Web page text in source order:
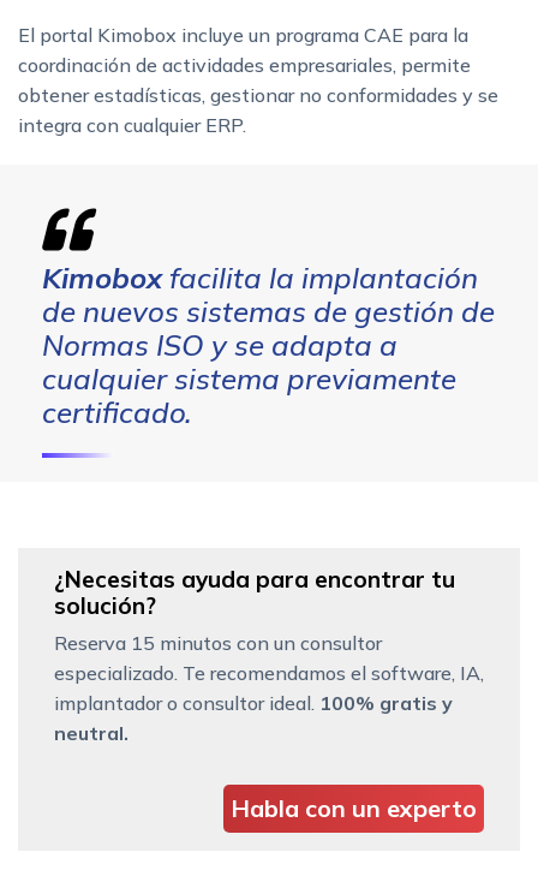
El portal Kimobox incluye un programa CAE para la
coordinación de actividades empresariales, permite
obtener estadísticas, gestionar no conformidades y se
integra con cualquier ERP.
Kimoboxfacilita la implantación
de nuevos sistemas de gestión de
Normas ISO y se adapta a
cualquier sistema previamente
certificado.
¿Necesitas ayuda para encontrar tu
solución?
Reserva 15 minutos con un consultor
especializado. Te recomendamos el software, IA,
implantador o consultor ideal. 100% gratis y
neutral.
Habla con un experto